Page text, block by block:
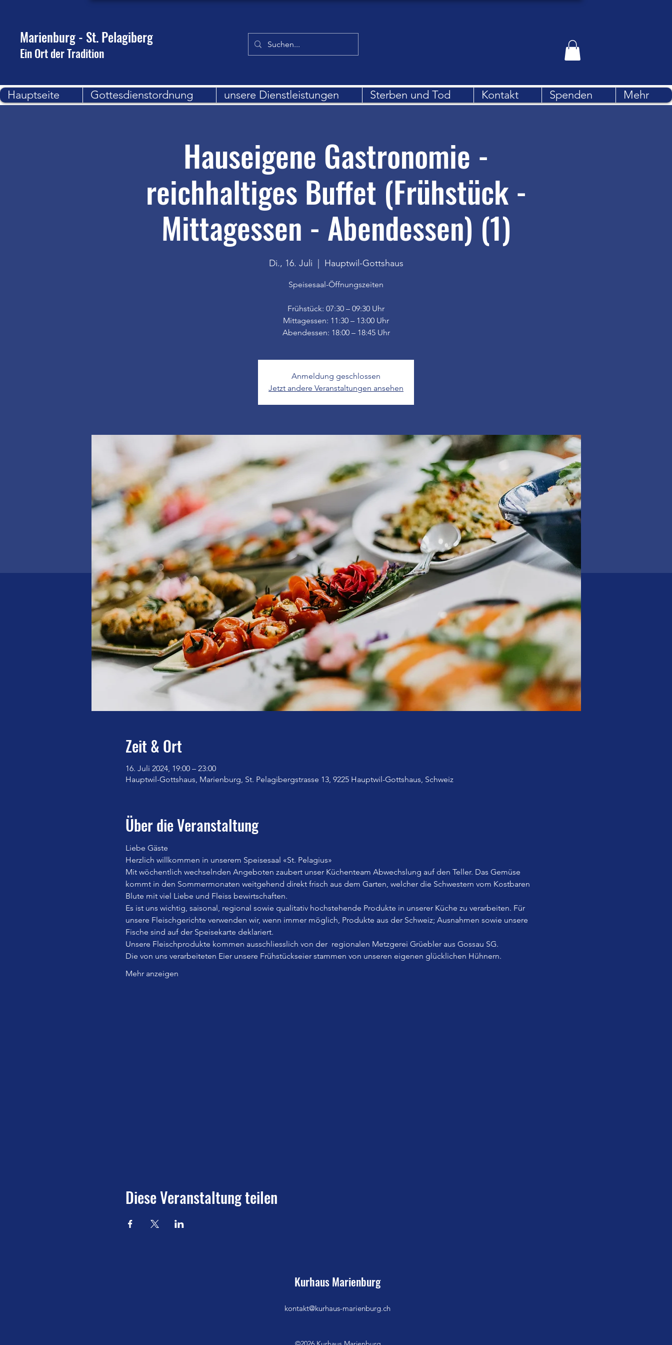
Marienburg - St. Pelagiberg
Ein Ort der Tradition
Hauptseite Gottesdienstordnung unsere Dienstleistungen Sterben und Tod Kontakt Spenden Mehr
Hauseigene Gastronomie -
reichhaltiges Buffet (Frühstück -
Mittagessen - Abendessen) (1)
Di., 16. Juli
  |
Hauptwil-Gottshaus
Speisesaal-Öffnungszeiten
Frühstück: 07:30 – 09:30 Uhr
Mittagessen: 11:30 – 13:00 Uhr
Abendessen: 18:00 – 18:45 Uhr
Anmeldung geschlossen
Jetzt andere Veranstaltungen ansehen
Zeit & Ort
16. Juli 2024, 19:00 – 23:00
Hauptwil-Gottshaus, Marienburg, St. Pelagibergstrasse 13, 9225 Hauptwil-Gottshaus, Schweiz
Über die Veranstaltung
Liebe Gäste
Herzlich willkommen in unserem Speisesaal «St. Pelagius»
Mit wöchentlich wechselnden Angeboten zaubert unser Küchenteam Abwechslung auf den Teller. Das Gemüse
kommt in den Sommermonaten weitgehend direkt frisch aus dem Garten, welcher die Schwestern vom Kostbaren
Blute mit viel Liebe und Fleiss bewirtschaften.
Es ist uns wichtig, saisonal, regional sowie qualitativ hochstehende Produkte in unserer Küche zu verarbeiten. Für
unsere Fleischgerichte verwenden wir, wenn immer möglich, Produkte aus der Schweiz; Ausnahmen sowie unsere
Fische sind auf der Speisekarte deklariert.
Unsere Fleischprodukte kommen ausschliesslich von der  regionalen Metzgerei Grüebler aus Gossau SG.
Die von uns verarbeiteten Eier unsere Frühstückseier stammen von unseren eigenen glücklichen Hühnern.
Mehr anzeigen
Diese Veranstaltung teilen
Kurhaus Marienburg
kontakt@kurhaus-marienburg.ch